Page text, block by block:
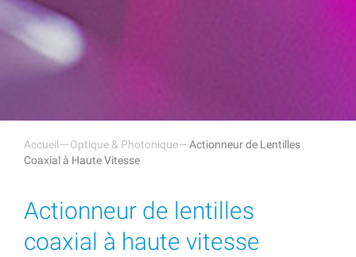
Accueil Optique & Photonique
Actionneur de Lentilles
Coaxial à Haute Vitesse
Actionneur de lentilles
coaxial à haute vitesse